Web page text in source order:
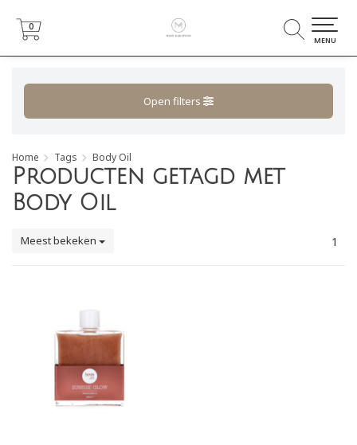
0
0
MENU
Open filters
Home Tags Body Oil
Producten getagd met
Body Oil
Meest bekeken 1